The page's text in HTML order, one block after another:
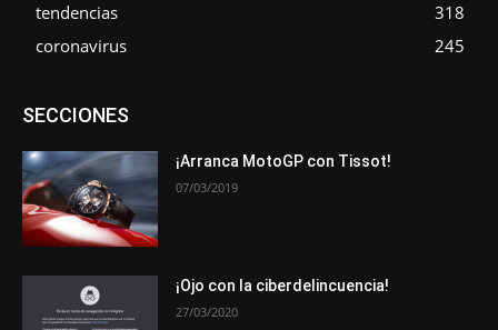
tendencias
318
coronavirus
245
SECCIONESAsociaciones
Novedades
Opiniones Premios Secciones
¡Arranca MotoGP con Tissot!
07/03/2019
¡Ojo con la ciberdelincuencia!
27/03/2020